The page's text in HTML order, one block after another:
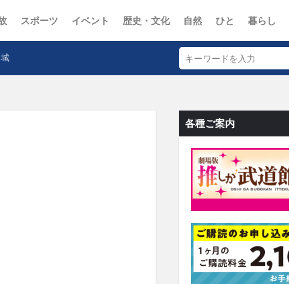
スポーツ イベント 歴史・文化 自然 ひと 暮らし
各種ご案内